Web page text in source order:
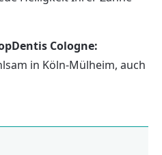
Cologne:
in Köln-Mülheim, auch